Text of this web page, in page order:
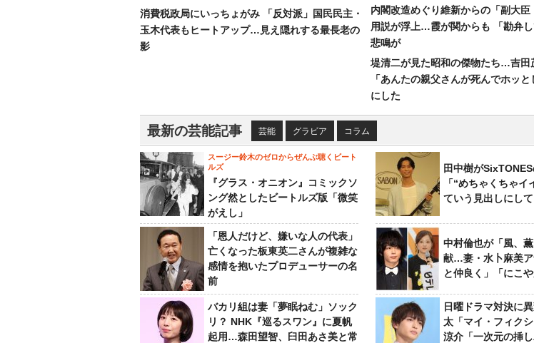
消費税政局にいっちょがみ 「反対派」国民民主・
玉木代表もヒートアップ…見え隠れする最長老の
影
内閣改造めぐり維新からの「副大臣
用説が浮上…霞が関からも 「勘弁
悲鳴が
堤清二が見た昭和の傑物たち…吉田
「あんたの親父さんが死んでホッと
にした
最新の芸能記事 芸能 グラビア コラム
スージー鈴木のゼロからぜんぶ聴くビート
ルズ
『グラス・オニオン』コミックソ
ング然としたビートルズ版「微笑
がえし」
田中樹が
「“めちゃくちゃイ
ていう見出しにして
「恩人だけど、嫌いな人の代表」
亡くなった板東英二さんが複雑な
感情を抱いたプロデューサーの名
前
中村倫也が「風、
献…妻・水卜麻美
と仲良く」「にこ
バカリ組は妻「夢眠ねむ」ソック
リ？ NHK『巡るスワン』に夏帆
起用…森田望智、臼田あさ美と常
日曜ドラマ対決に
太「マイ・フィク
涼介「一次元の挿